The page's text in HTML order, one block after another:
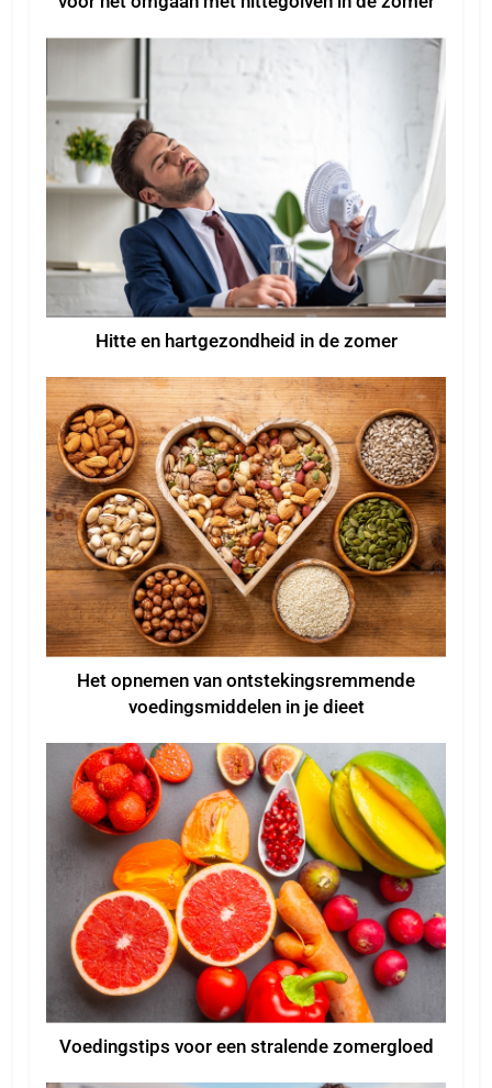
Hitte en hartgezondheid in de zomer
Het opnemen van ontstekingsremmende
voedingsmiddelen in je dieet
Voedingstips voor een stralende zomergloed